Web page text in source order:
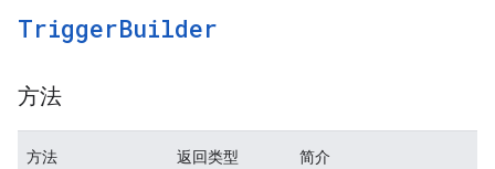
TriggerBuilder
方法
方法 返回类型 简介